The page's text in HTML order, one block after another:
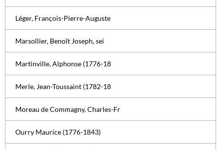
Léger, François-Pierre-Auguste
Marsollier, Benoît Joseph, sei
Martinville, Alphonse (1776-18
Merle, Jean-Toussaint (1782-18
Moreau de Commagny, Charles-Fr
Ourry Maurice (1776-1843)